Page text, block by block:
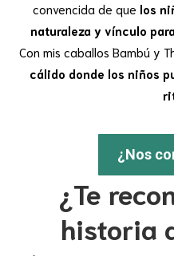
convencida de que los
naturaleza y vínculo
Con mis caballos Bambú y
cálido donde los niños
¿Nos
¿Te
historia